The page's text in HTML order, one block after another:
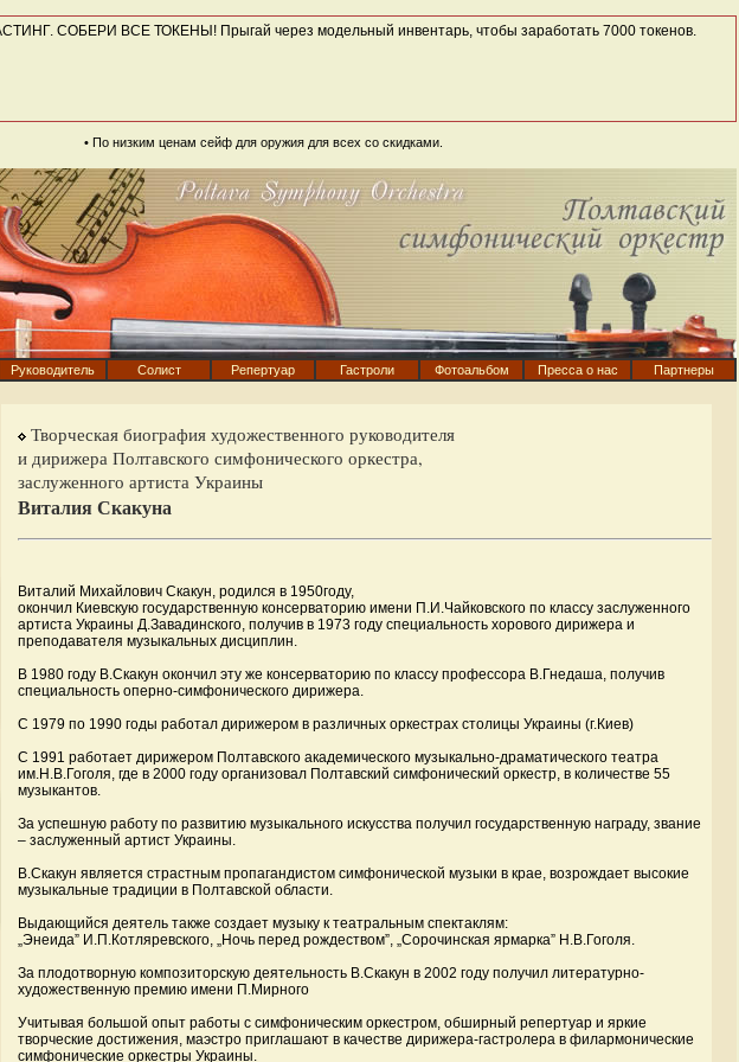
СОБЕРИ ВСЕ ТОКЕНЫ! Прыгай через модельный инвентарь, чтобы заработать 7000 токенов.
• По низким ценам сейф для оружиядля всех со скидками.
Руководитель Солист Репертуар Гастроли Фотоальбом Пресса о нас Партнеры
Творческая биография художественного руководителя
и дирижера Полтавского симфонического оркестра,
заслуженного артиста Украины
Виталия Скакуна
Виталий Михайлович Скакун, родился в 1950году,
окончил Киевскую государственную консерваторию имени П.И.Чайковского по классу заслуженного
артиста Украины Д.Завадинского, получив в 1973 году специальность хорового дирижера и
преподавателя музыкальных дисциплин.
В 1980 году В.Скакун окончил эту же консерваторию по классу профессора В.Гнедаша, получив
специальность оперно-симфонического дирижера.
С 1979 по 1990 годы работал дирижером в различных оркестрах столицы Украины (г.Киев)
С 1991 работает дирижером Полтавского академического музыкально-драматического театра
им.Н.В.Гоголя, где в 2000 году организовал Полтавский симфонический оркестр, в количестве 55
музыкантов.
За успешную работу по развитию музыкального искусства получил государственную награду, звание
– заслуженный артист Украины.
В.Скакун является страстным пропагандистом симфонической музыки в крае, возрождает высокие
музыкальные традиции в Полтавской области.
Выдающийся деятель также создает музыку к театральным спектаклям:
„Энеида” И.П.Котляревского, „Ночь перед рождеством”, „Сорочинская ярмарка” Н.В.Гоголя.
За плодотворную композиторскую деятельность В.Скакун в 2002 году получил литературно-
художественную премию имени П.Мирного
Учитывая большой опыт работы с симфоническим оркестром, обширный репертуар и яркие
творческие достижения, маэстро приглашают в качестве дирижера-гастролера в филармонические
симфонические оркестры Украины.